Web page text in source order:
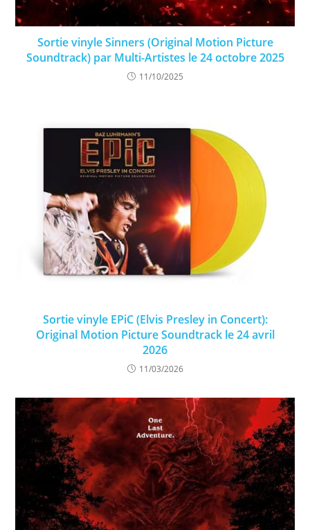
Sortie vinyle Sinners (Original Motion Picture
Soundtrack) par Multi-Artistes le 24 octobre 2025
11/10/2025
Sortie vinyle EPiC (Elvis Presley in Concert):
Original Motion Picture Soundtrack le 24 avril
2026
11/03/2026